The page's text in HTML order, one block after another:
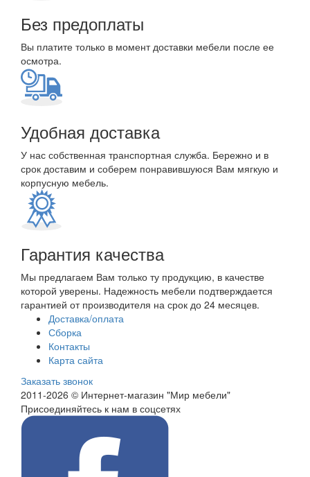
Без предоплаты
Вы платите только в момент доставки мебели после ее
осмотра.
Удобная доставка
У нас собственная транспортная служба. Бережно и в
срок доставим и соберем понравившуюся Вам мягкую и
корпусную мебель.
Гарантия качества
Мы предлагаем Вам только ту продукцию, в качестве
которой уверены. Надежность мебели подтверждается
гарантией от производителя на срок до 24 месяцев.
Доставка/оплата
Сборка
Контакты
Карта сайта
Заказать звонок
2011-2026 © Интернет-магазин "Мир мебели"
Присоединяйтесь к нам в соцсетях